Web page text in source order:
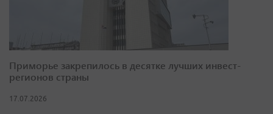
Приморье закрепилось в десятке лучших инвест-
регионов страны
17.07.2026